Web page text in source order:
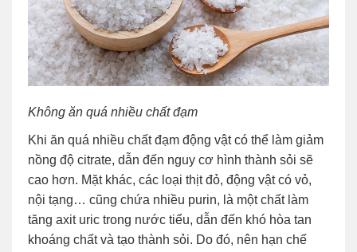
Không ăn quá nhiều chất đạm
Khi ăn quá nhiều chất đạm động vật có thể làm giảm
nồng độ citrate, dẫn đến nguy cơ hình thành sỏi sẽ
cao hơn. Mặt khác, các loại thịt đỏ, động vật có vỏ,
nội tạng… cũng chứa nhiều purin, là một chất làm
tăng axit uric trong nước tiểu, dẫn đến khó hòa tan
khoáng chất và tạo thành sỏi. Do đó, nên hạn chế